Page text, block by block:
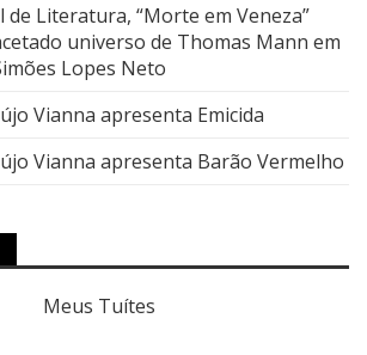
de Literatura, “Morte em Veneza”
universo de Thomas Mann em
Lopes Neto
Vianna apresenta Emicida
Vianna apresenta Barão Vermelho
Meus Tuítes